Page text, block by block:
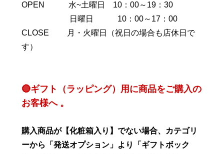
OPEN 水~土曜日 10：00～19：30
日曜日 10：00～17：00
CLOSE 月・火曜日（祝日の場合も店休日で
す）
🔴ギフト（ラッピング）用に商品をご購入の
お客様へ 。
購入商品が【化粧箱入り】でない場合、カテゴリ
ーから「発送オプション」より「ギフトボック